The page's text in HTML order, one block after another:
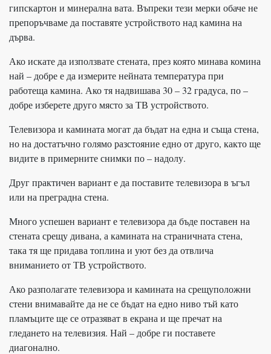
гипскартон и минерална вата. Въпреки тези мерки обаче не
препоръчваме да поставяте устройството над камина на
дърва.
Ако искате да използвате стената, през която минава комина
най – добре е да измерите нейната температура при
работеща камина. Ако тя надвишава 30 – 32 градуса, по –
добре изберете друго място за ТВ устройството.
Телевизора и камината могат да бъдат на една и съща стена,
но на достатъчно голямо разстояние едно от друго, както ще
видите в примерните снимки по – надолу.
Друг практичен вариант е да поставите телевизора в ъгъл
или на преградна стена.
Много успешен вариант е телевизора да бъде поставен на
стената срещу дивана, а камината на страничната стена,
така тя ще придава топлина и уют без да отвлича
вниманието от ТВ устройството.
Ако разполагате телевизора и камината на срещуположни
стени внимавайте да не се бъдат на едно ниво тъй като
пламъците ще се отразяват в екрана и ще пречат на
гледането на телевизия. Най – добре ги поставете
диагонално.